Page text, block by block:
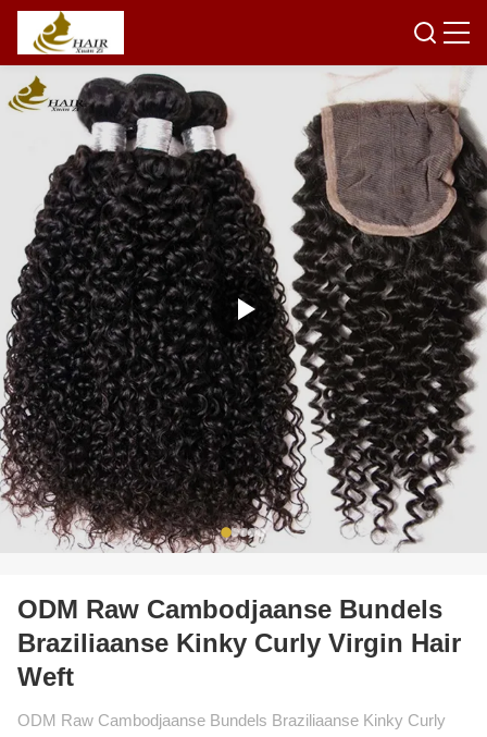
ODM Raw Cambodjaanse Bundels
Braziliaanse Kinky Curly Virgin Hair
Weft
ODM Raw Cambodjaanse Bundels Braziliaanse Kinky Curly